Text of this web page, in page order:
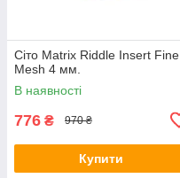
Сіто Matrix Riddle Insert Fine
Mesh 4 мм.
В наявності
776 ₴ 970 ₴
Купити